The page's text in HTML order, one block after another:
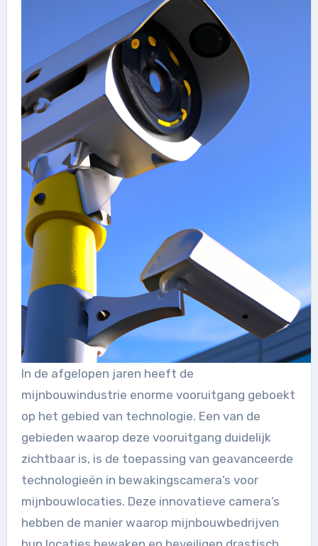
In de afgelopen jaren heeft de
mijnbouwindustrie enorme vooruitgang geboekt
op het gebied van technologie. Een van de
gebieden waarop deze vooruitgang duidelijk
zichtbaar is, is de toepassing van geavanceerde
technologieën in bewakingscamera’s voor
mijnbouwlocaties. Deze innovatieve camera’s
hebben de manier waarop mijnbouwbedrijven